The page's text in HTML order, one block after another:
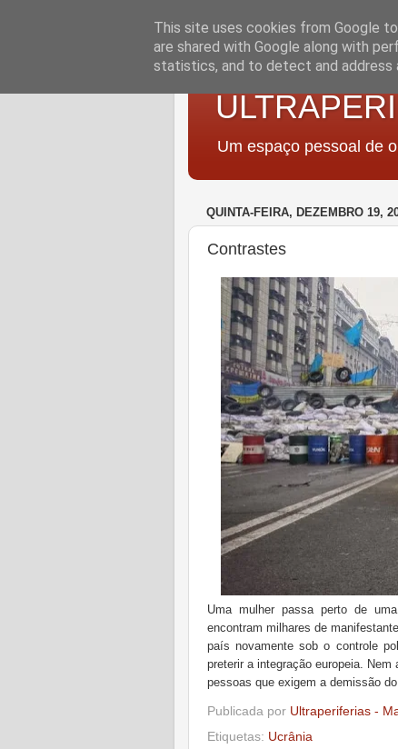
Um espaço pessoal de
QUINTA-FEIRA, DEZEMBRO 19,
Contrastes
Uma mulher passa perto de
encontram milhares de
país novamente sob o controle
preterir a integração europeia.
pessoas que exigem a demissão
Publicada por Ultraperiferias -
Etiquetas: Ucrânia
This site uses cookies from Google
are shared with Google along with
statistics, and to detect and address